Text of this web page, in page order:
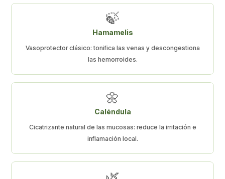
🍃
Hamamelis
Vasoprotector clásico: tonifica las venas y descongestiona
las hemorroides.
🌼
Caléndula
Cicatrizante natural de las mucosas: reduce la irritación e
inflamación local.